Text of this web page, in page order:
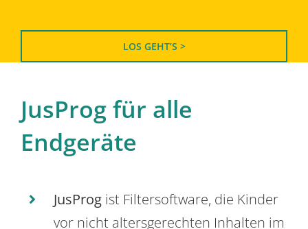
LOS GEHT’S >
JusProg für alle
Endgeräte
JusProg ist Filtersoftware, die Kinder
vor nicht altersgerechten Inhalten im